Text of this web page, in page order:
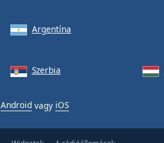
Argentína
Szerbia
Android vagy iOS